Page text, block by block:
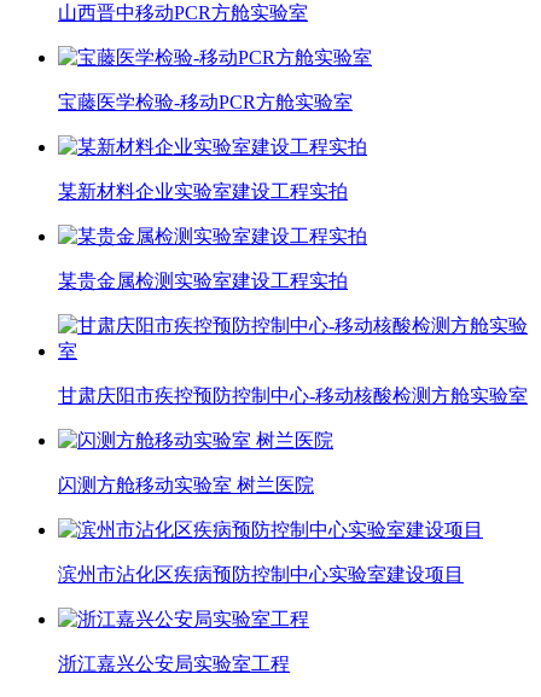
山西晋中移动PCR方舱实验室
宝藤医学检验-移动PCR方舱实验室
某新材料企业实验室建设工程实拍
某贵金属检测实验室建设工程实拍
甘肃庆阳市疾控预防控制中心-移动核酸检测方舱实验室
闪测方舱移动实验室 树兰医院
滨州市沾化区疾病预防控制中心实验室建设项目
浙江嘉兴公安局实验室工程